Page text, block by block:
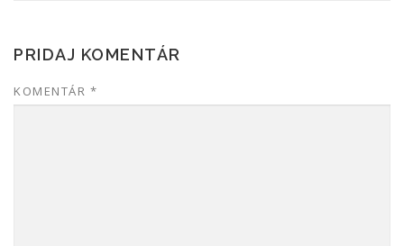
PRIDAJ KOMENTÁR
KOMENTÁR *